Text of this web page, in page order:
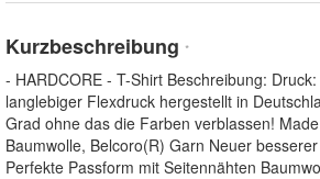
Kurzbeschreibung *
- HARDCORE - T-Shirt Beschreibung:
langlebiger Flexdruck hergestellt in
Grad ohne das die Farben verblassen!
Baumwolle, Belcoro(R) Garn Neuer
Perfekte Passform mit Seitennähten